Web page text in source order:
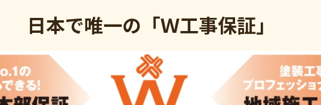
日本で唯一の「Ｗ工事保証」